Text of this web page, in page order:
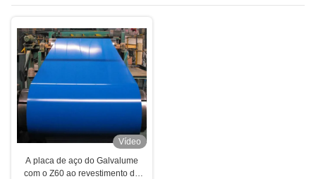
Vídeo
A placa de aço do Galvalume
com o Z60 ao revestimento do